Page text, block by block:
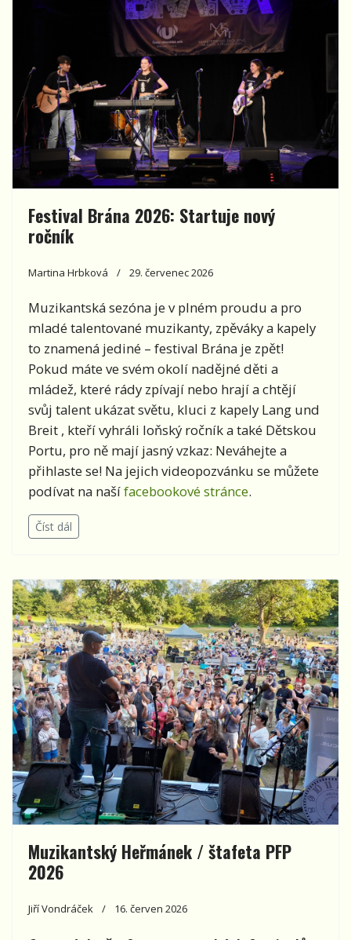
Festival Brána 2026: Startuje nový
ročník
Martina Hrbková 29. červenec 2026
Muzikantská sezóna je v plném proudu a pro
mladé talentované muzikanty, zpěváky a kapely
to znamená jediné – festival Brána je zpět!
Pokud máte ve svém okolí nadějné děti a
mládež, které rády zpívají nebo hrají a chtějí
svůj talent ukázat světu, kluci z kapely Lang und
Breit , kteří vyhráli loňský ročník a také Dětskou
Portu, pro ně mají jasný vzkaz: Neváhejte a
přihlaste se! Na jejich videopozvánku se můžete
podívat na našífacebookové stránce.
Číst dál
Muzikantský Heřmánek / štafeta PFP
2026
Jiří Vondráček 16. červen 2026